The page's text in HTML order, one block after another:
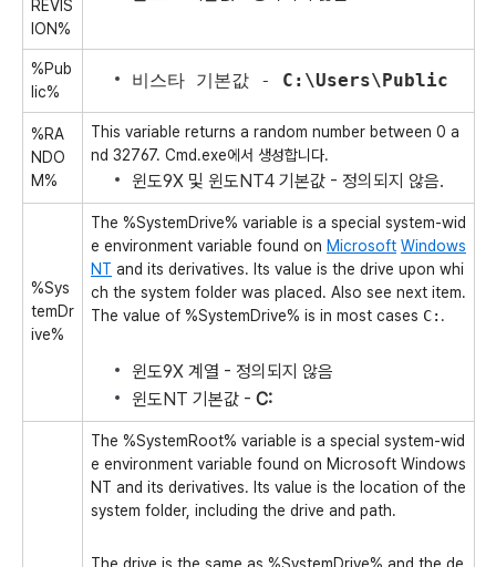
REVIS
ION%
%Pub
lic%
비스타 기본값 - C:\Users\Public
%RA
NDO
M%
This variable returns a random number between 0 a
nd 32767. Cmd.exe에서 생성합니다.
윈도9X 및 윈도NT4 기본값 - 정의되지 않음.
%Sys
temDr
ive%
The %SystemDrive% variable is a special system-wid
e environment variable found on Microsoft Windows
NT and its derivatives. Its value is the drive upon whi
ch the system folder was placed. Also see next item.
The value of %SystemDrive% is in most cases C: .
윈도9X 계열 - 정의되지 않음
윈도NT 기본값 - C:
The %SystemRoot% variable is a special system-wid
e environment variable found on Microsoft Windows
NT and its derivatives. Its value is the location of the
system folder, including the drive and path.